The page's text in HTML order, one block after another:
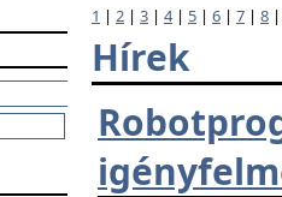
1 | 2 | 3 | 4| 5 | 6 | 7 | 8
Hírek